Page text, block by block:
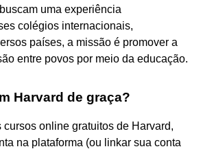
uma experiência
colégios internacionais,
países, a missão é promover a
entre povos por meio da educação.
Harvard de graça?
cursos online gratuitos de Harvard,
na plataforma (ou linkar sua conta